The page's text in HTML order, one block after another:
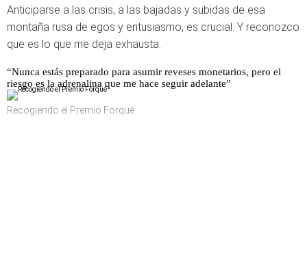
Anticiparse a las crisis, a las bajadas y subidas de esa
montaña rusa de egos y entusiasmo, es crucial. Y reconozco
que es lo que me deja exhausta.
“Nunca estás preparado para asumir reveses monetarios, pero el
riesgo es la adrenalina que me hace seguir adelante”
Recogiendo el Premio Forqué